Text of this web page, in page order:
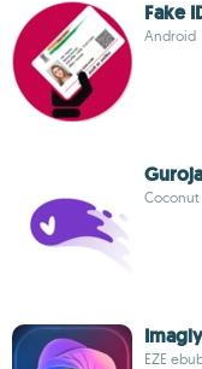
Fake
Android
Guroja
Coconut
EZE